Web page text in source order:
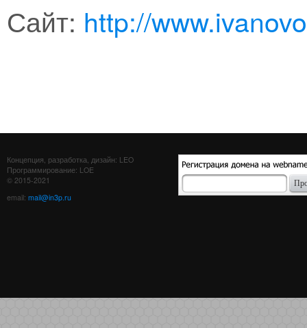
Сайт: http://
Концепция, разработка, дизайн: LEO
Программирование: LOE
© 2015-2021
email: mail@in3p.ru